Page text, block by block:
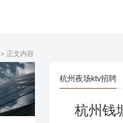
> 正文内容
杭州夜场ktv招聘
杭州钱